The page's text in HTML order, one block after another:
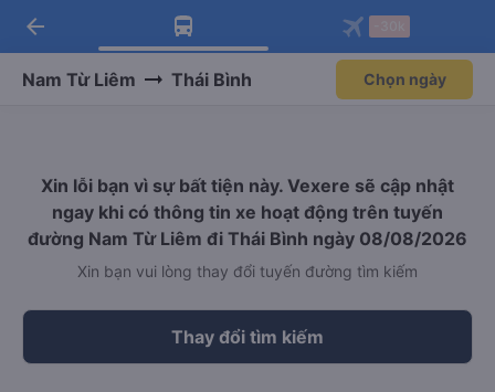
Tải app Vexere ngay!
Nhận ưu đãi thành viên độc
Mở app
Tải app Vexere
-30k/ghế khi đặt vé máy bay qua
Mở app
arrow_back
Nam Từ Liêm Thái Bình Chọn ngày
Xin lỗi bạn vì sự bất tiện này. Vexere sẽ cập nhật
ngay khi có thông tin xe hoạt động trên tuyến
đường Nam Từ Liêm đi Thái Bình ngày 08/08/2026
Xin bạn vui lòng thay đổi tuyến đường tìm kiếm
Thay đổi tìm kiếm